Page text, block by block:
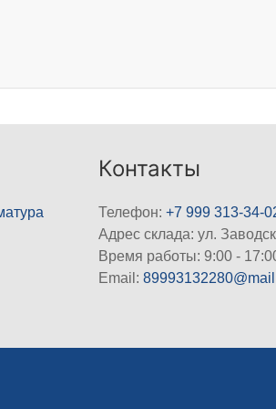
Контакты
Телефон:+7 999 313-34-
Адрес склада: ул.
Время работы: 9:00 -
Email: